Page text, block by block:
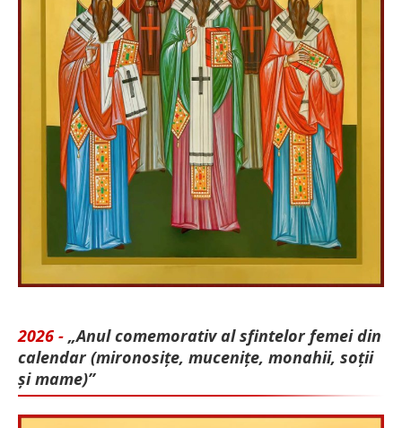
2026 - „Anul comemorativ al sfintelor femei din
calendar (mironosițe, mu­cenițe, monahii, soții
și mame)”